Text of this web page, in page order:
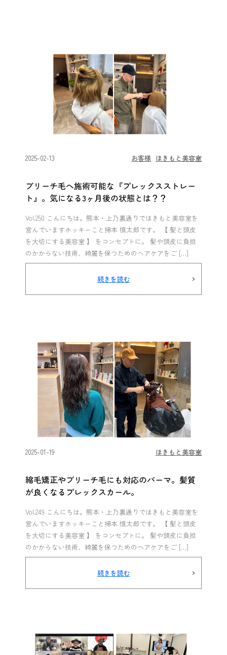
2025-02-13 お客様 ほきもと美容室
ブリーチ毛へ施術可能な『プレックスストレー
ト』。気になる3ヶ月後の状態とは？？
Vol.250 こんにちは。熊本・上乃裏通りでほきもと美容室を
営んでいますホッキーこと掃本 慎太郎です。 【 髪と頭皮
を大切にする美容室 】 をコンセプトに。 髪や頭皮に負担
のかからない技術、綺麗を保つためのヘアケアをご […]
続きを読む
2025-01-19 ほきもと美容室
縮毛矯正やブリーチ毛にも対応のパーマ。髪質
が良くなるプレックスカール。
Vol.249 こんにちは。熊本・上乃裏通りでほきもと美容室を
営んでいますホッキーこと掃本 慎太郎です。 【 髪と頭皮
を大切にする美容室 】 をコンセプトに。 髪や頭皮に負担
のかからない技術、綺麗を保つためのヘアケアをご […]
続きを読む